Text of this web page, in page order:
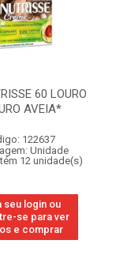
60 LOURO
AVEIA*
122637
Unidade
12 unidade(s)
seu login ou
se para ver
e comprar